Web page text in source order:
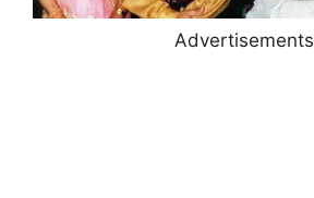
Advertisements